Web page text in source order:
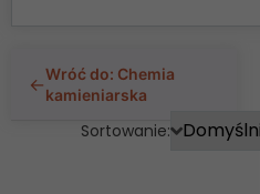
←Wróć do: Chemia
kamieniarska
Sortowanie: